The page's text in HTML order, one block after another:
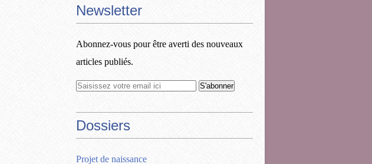
Newsletter
Abonnez-vous pour être averti des nouveaux
articles publiés.
Dossiers
Projet de naissance